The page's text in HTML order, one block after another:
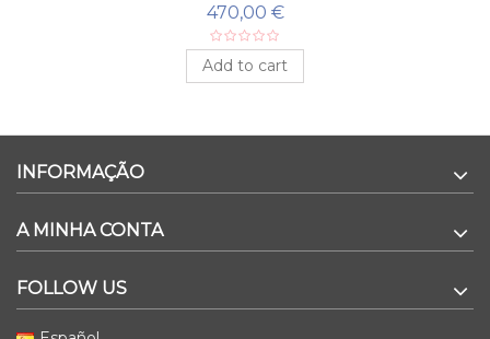
470,00 €
Add to cart
INFORMAÇÃO
A MINHA CONTA
FOLLOW US